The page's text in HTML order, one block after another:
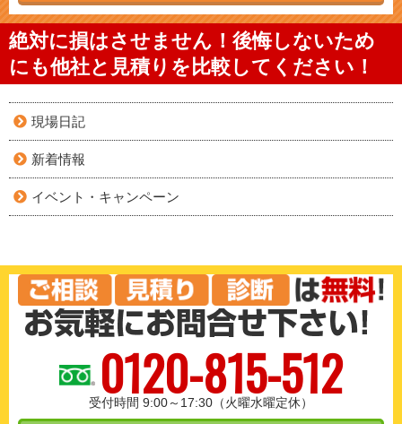
絶対に損はさせません！後悔しないため
にも他社と見積りを比較してください！
現場日記
新着情報
イベント・キャンペーン
0120-815-512
受付時間 9:00～17:30（火曜水曜定休）